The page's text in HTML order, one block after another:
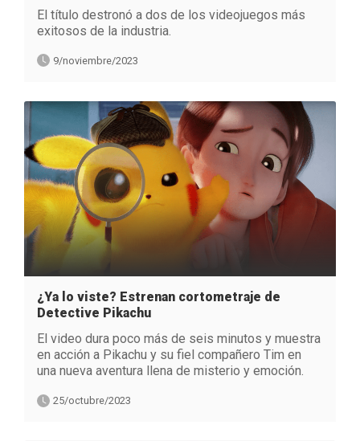
El título destronó a dos de los videojuegos más
exitosos de la industria.
9/noviembre/2023
¿Ya lo viste? Estrenan cortometraje de
Detective Pikachu
El video dura poco más de seis minutos y muestra
en acción a Pikachu y su fiel compañero Tim en
una nueva aventura llena de misterio y emoción.
25/octubre/2023